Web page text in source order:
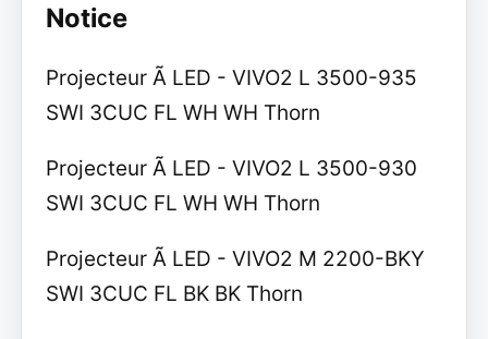
Notice
Projecteur Ã LED - VIVO2 L 3500-935
SWI 3CUC FL WH WH Thorn
Projecteur Ã LED - VIVO2 L 3500-930
SWI 3CUC FL WH WH Thorn
Projecteur Ã LED - VIVO2 M 2200-BKY
SWI 3CUC FL BK BK Thorn